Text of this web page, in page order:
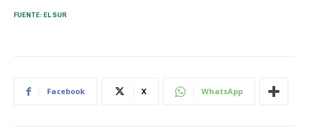
FUENTE: EL SUR
Facebook X WhatsApp